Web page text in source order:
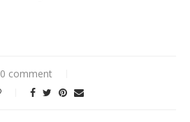
0 comment